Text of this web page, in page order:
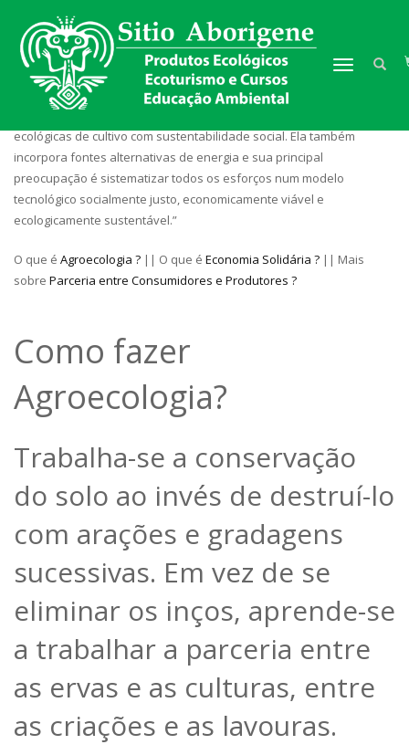
TOGGLE
“A agroecologia é uma vertente agronômica que engloba técnicas
ecológicas de cultivo com sustentabilidade social. Ela também
incorpora fontes alternativas de energia e sua principal
preocupação é sistematizar todos os esforços num modelo
tecnológico socialmente justo, economicamente viável e
ecologicamente sustentável.”
O que é Agroecologia ? || O que é Economia Solidária ? || Mais
sobre Parceria entre Consumidores e Produtores ?
Como fazer
Agroecologia?
Trabalha-se a conservação
do solo ao invés de destruí-lo
com arações e gradagens
sucessivas. Em vez de se
eliminar os inços, aprende-se
a trabalhar a parceria entre
as ervas e as culturas, entre
as criações e as lavouras.